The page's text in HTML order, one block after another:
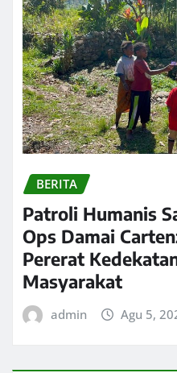
BERITA
Patroli Humanis
Ops Damai
Pererat
Masyarakat
admin Agu 5,